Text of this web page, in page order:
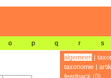
o p q r s
algemeen|
taxonomie|
feedback (0)